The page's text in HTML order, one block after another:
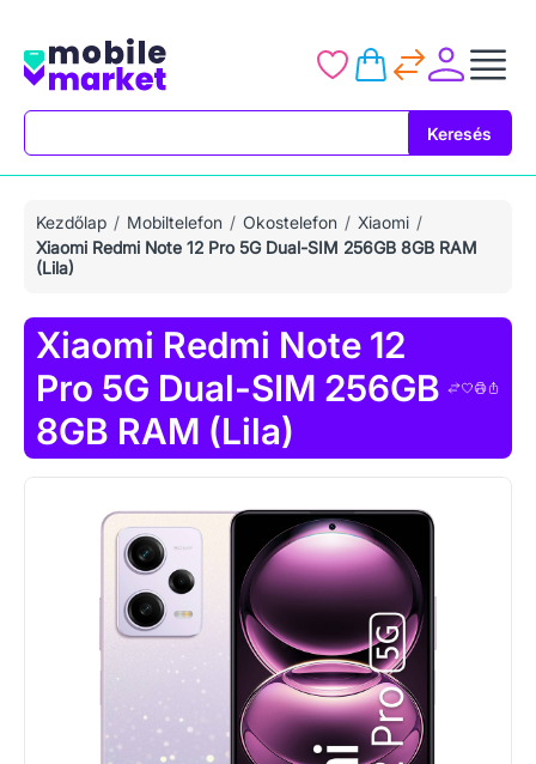
Keresés
Kezdőlap Mobiltelefon Okostelefon
Xiaomi
Xiaomi Redmi Note 12 Pro 5G Dual-SIM 256GB 8GB RAM
(Lila)
Xiaomi Redmi Note 12
Pro 5G Dual-SIM 256GB
8GB RAM (Lila)